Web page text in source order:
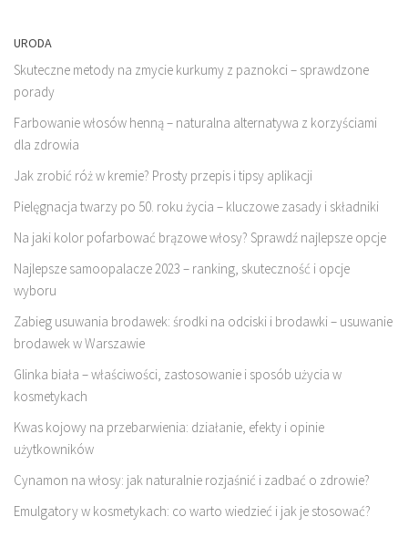
URODA
Skuteczne metody na zmycie kurkumy z paznokci – sprawdzone
porady
Farbowanie włosów henną – naturalna alternatywa z korzyściami
dla zdrowia
Jak zrobić róż w kremie? Prosty przepis i tipsy aplikacji
Pielęgnacja twarzy po 50. roku życia – kluczowe zasady i składniki
Na jaki kolor pofarbować brązowe włosy? Sprawdź najlepsze opcje
Najlepsze samoopalacze 2023 – ranking, skuteczność i opcje
wyboru
Zabieg usuwania brodawek: środki na odciski i brodawki – usuwanie
brodawek w Warszawie
Glinka biała – właściwości, zastosowanie i sposób użycia w
kosmetykach
Kwas kojowy na przebarwienia: działanie, efekty i opinie
użytkowników
Cynamon na włosy: jak naturalnie rozjaśnić i zadbać o zdrowie?
Emulgatory w kosmetykach: co warto wiedzieć i jak je stosować?